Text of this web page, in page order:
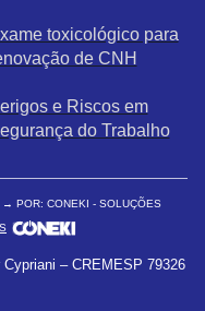
toxicológico para
de CNH
e Riscos em
do Trabalho
POR: CONEKI - SOLUÇÕES
– CREMESP 79326